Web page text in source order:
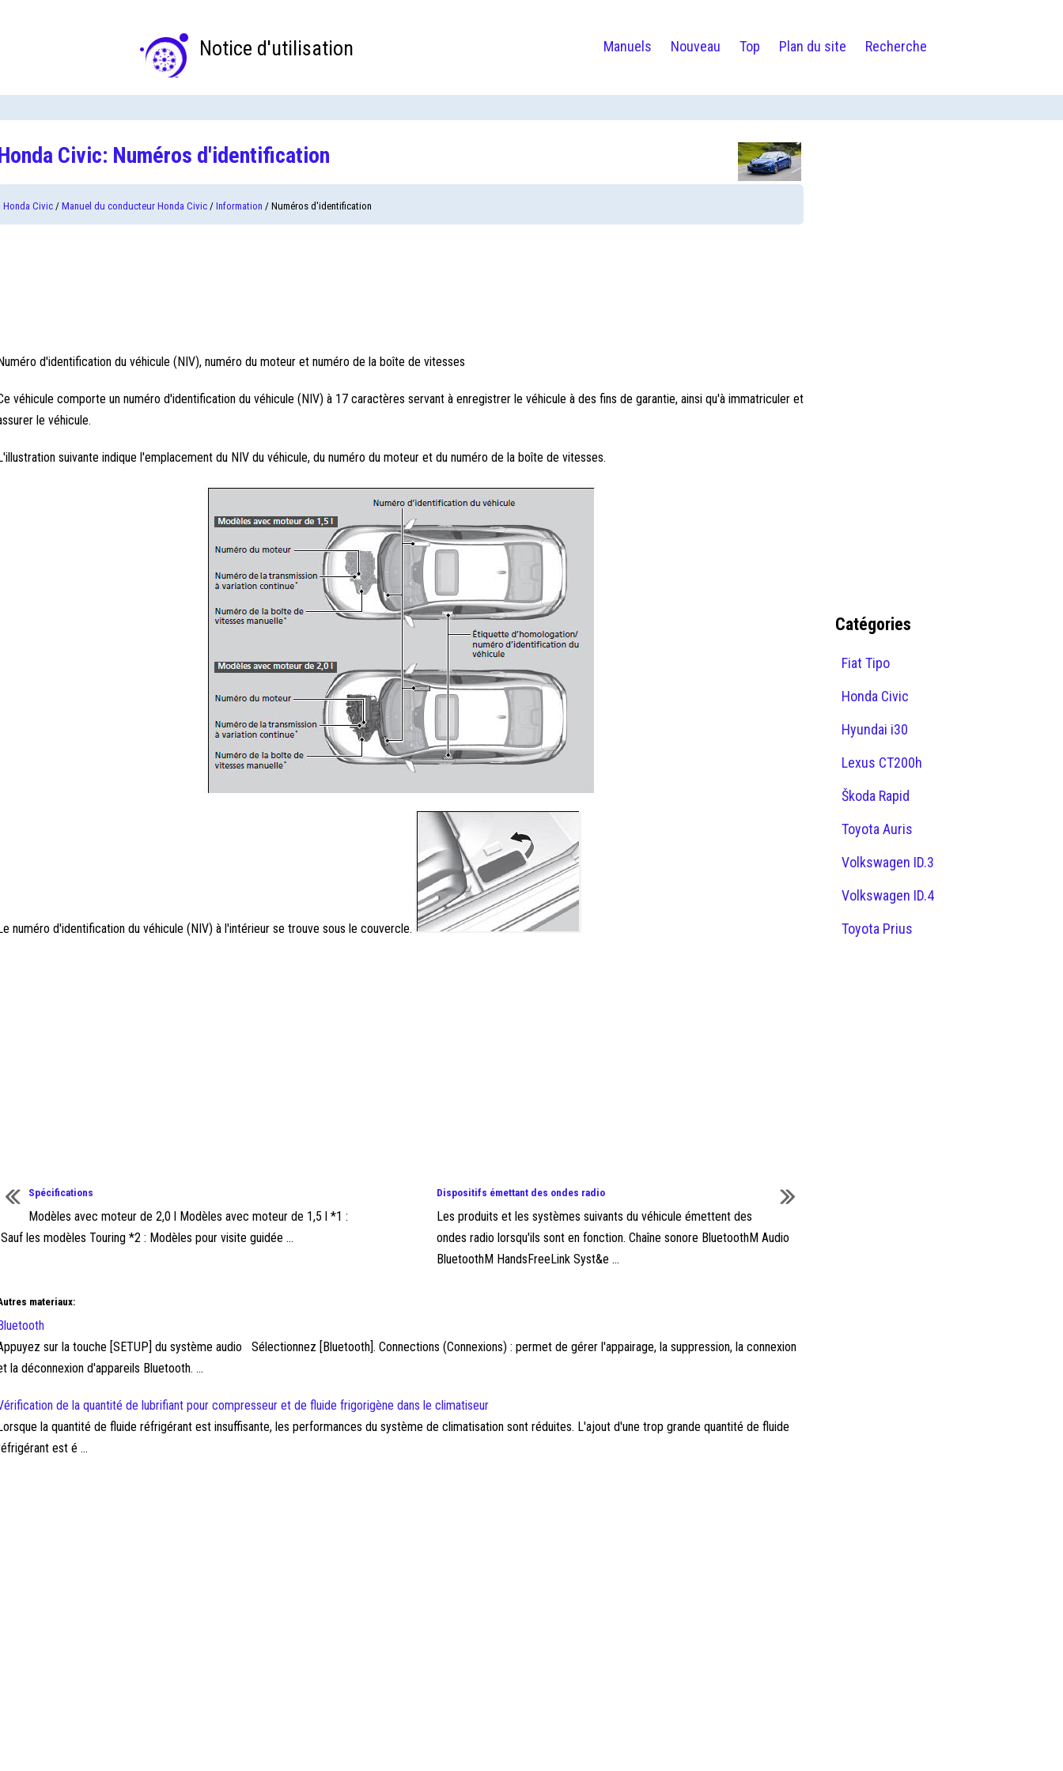
Notice d'utilisation Manuels Nouveau Top Plan du site Recherche
Civic: Numéros d'identification
Honda Civic / Manuel du conducteur Honda Civic / Information / Numéros d'identification
d'identification du véhicule (NIV), numéro du moteur et numéro de la boîte de vitesses
véhicule comporte un numéro d'identification du véhicule (NIV) à 17 caractères servant à enregistrer le véhicule à des fins de garantie, ainsi qu'à immatriculer et
le véhicule.
suivante indique l'emplacement du NIV du véhicule, du numéro du moteur et du numéro de la boîte de vitesses.
numéro d'identification du véhicule (NIV) à l'intérieur se trouve sous le couvercle.
Spécifications
Modèles avec moteur de 2,0 l Modèles avec moteur de 1,5 l *1 :
Sauf les modèles Touring *2 : Modèles pour visite guidée ...
Dispositifs émettant des ondes radio
Les produits et les systèmes suivants du véhicule émettent des
ondes radio lorsqu'ils sont en fonction. Chaîne sonore BluetoothM Audio
BluetoothM HandsFreeLink Syst&e ...
materiaux:
sur la touche [SETUP] du système audio Sélectionnez [Bluetooth]. Connections (Connexions) : permet de gérer l'appairage, la suppression, la connexion
la déconnexion d'appareils Bluetooth. ...
de la quantité de lubrifiant pour compresseur et de fluide frigorigène dans le climatiseur
la quantité de fluide réfrigérant est insuffisante, les performances du système de climatisation sont réduites. L'ajout d'une trop grande quantité de fluide
est é ...
Catégories
Fiat Tipo
Honda Civic
Hyundai i30
Lexus CT200h
Škoda Rapid
Toyota Auris
Volkswagen ID.3
Volkswagen ID.4
Toyota Prius